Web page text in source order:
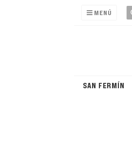
MENÚ
SAN FERMÍN